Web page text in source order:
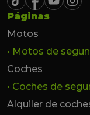
Páginas
Motos
• Motos de
Coches
• Coches de
Alquiler de